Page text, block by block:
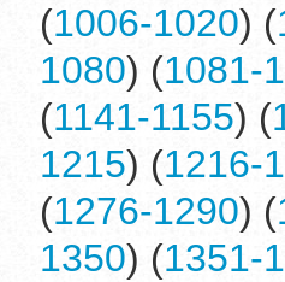
(1006-1020) (
1080) (1081-
(1141-1155) (
1215) (1216-
(1276-1290) (
1350) (1351-